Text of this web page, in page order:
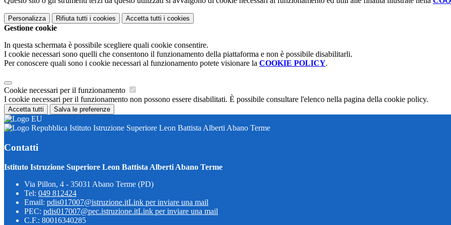
Personalizza Rifiuta tutti i cookies Accetta tutti i cookies
Gestione cookie
In questa schermata è possibile scegliere quali cookie consentire.
I cookie necessari sono quelli che consentono il funzionamento della piattaforma e non è possibile disabilitarli.
Per conoscere quali sono i cookie necessari al funzionamento potete visionare la COOKIE POLICY.
Cookie necessari per il funzionamento
I cookie necessari per il funzionamento non possono essere disabilitati. È possibile consultare l'elenco nella pagina della cookie policy.
Accetta tutti Salva le preferenze
Istituto Istruzione Superiore Leon Battista Alberti Abano Terme
Contatti
Istituto Istruzione Superiore Leon Battista Alberti Abano Terme
Via Pillon, 4 - 35031 Abano Terme (PD)
Tel: 049 812424
Email: pdis017007@istruzione.itLink per inviare una mail
PEC: pdis017007@pec.istruzione.itLink per inviare una mail
C.F.: 80016340285